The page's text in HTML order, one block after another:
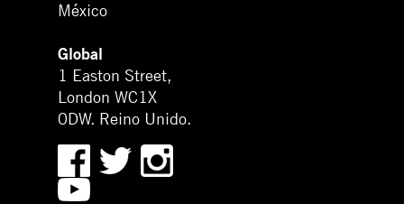
México
Global
1 Easton Street,
London WC1X
0DW. Reino Unido.